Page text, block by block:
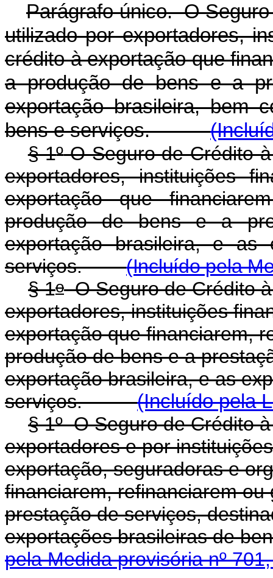
Parágrafo único. O
utilizado por exportadores,
crédito à exportação que
a produção de bens e a
exportação brasileira, bem
bens e serviços.
§ 1ºO Seguro de Crédito
exportadores, instituições
exportação que
produção de bens e a
exportação brasileira, e as
serviços.(Incluído pela
§ 1oO Seguro de Crédito
exportadores, instituições
exportação que financiarem,
produção de bens e a
exportação brasileira, e as
serviços.
(Incluído pela
§ 1ºO Seguro de Crédito à
exportadores e por
exportação, seguradoras e
financiarem, refinanciarem
prestação de serviços,
exportações brasileiras de
pela Medida provisória nº